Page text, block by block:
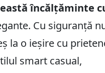
încălțăminte
Cu siguranță
la o ieșire cu
smart casual,